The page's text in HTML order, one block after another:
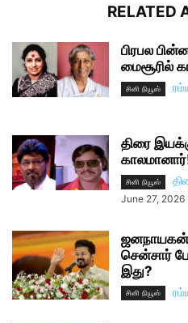
RELATED
பிரபல
மைசூரில்
சினி நியூஸ்
திரை
சினி நியூஸ்
June 27, 2026
சென்சார்
இது?
சினி நியூஸ்